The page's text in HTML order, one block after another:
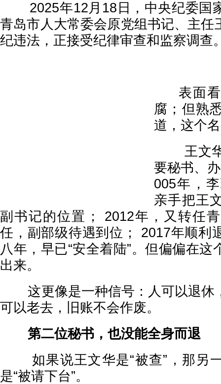
2025年12月18日，中央纪委国
青岛市人大常委会原党组书记、主任
纪违法，正接受纪律审查和监察调查
表面看
腐；但熟
道，这个
王文华
要秘书、
005年，
亲手把王
副书记的位置； 2012年，又转任
任，副部级待遇到位； 2017年顺利
八年，早已“安全着陆”。但偏偏在这
出来。
这更像是一种信号：人可以退休
可以老去，旧账不会作废。
第二位秘书，也没能全身而退
如果说王文华是“被查”，那另
是“被请下台”。